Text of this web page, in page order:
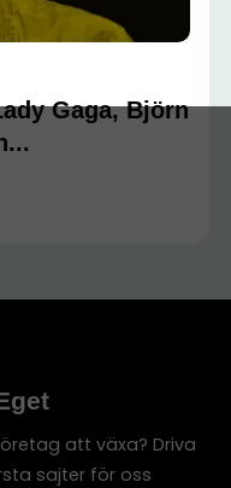
Gaga, Björn
att växa? Driva
sajter för oss